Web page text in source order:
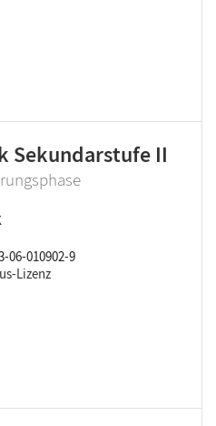
Sekundarstufe II
06-010902-9
Lizenz